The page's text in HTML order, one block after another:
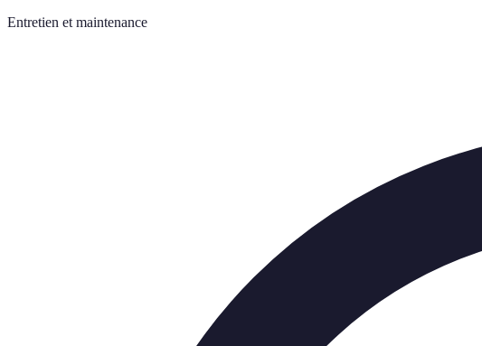
Entretien et maintenance